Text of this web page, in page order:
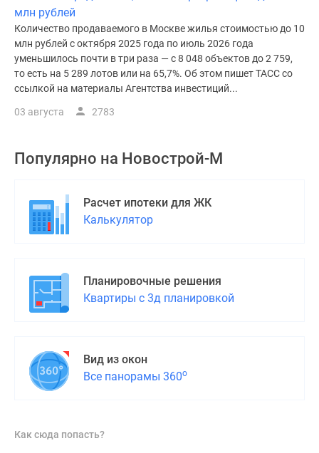
млн рублей
Количество продаваемого в Москве жилья стоимостью до 10
млн рублей с октября 2025 года по июль 2026 года
уменьшилось почти в три раза — с 8 048 объектов до 2 759,
то есть на 5 289 лотов или на 65,7%. Об этом пишет ТАСС со
ссылкой на материалы Агентства инвестиций...
03 августа 2783
Популярно на Новострой-М
Расчет ипотеки для ЖК
Калькулятор
Планировочные решения
Квартиры с 3д планировкой
Вид из окон
Все панорамы 360о
Как сюда попасть?